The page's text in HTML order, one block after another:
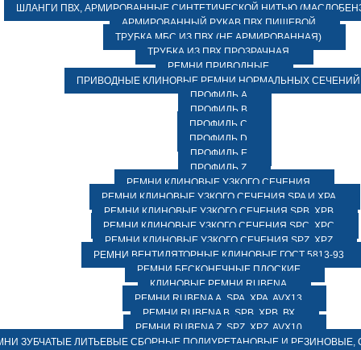
ШЛАНГИ ПВХ, АРМИРОВАННЫЕ СИНТЕТИЧЕСКОЙ НИТЬЮ
АРМИРОВАННЫЙ РУКАВ ПВХ ПИЩЕВОЙ
ТРУБКА МБС ИЗ ПВХ (НЕ АРМИРОВАННАЯ)
ТРУБКА ИЗ ПВХ ПРОЗРАЧНАЯ
РЕМНИ ПРИВОДНЫЕ
ПРИВОДНЫЕ КЛИНОВЫЕ РЕМНИ НОРМАЛЬНЫХ СЕЧЕНИЙ
ПРОФИЛЬ A
ПРОФИЛЬ B
ПРОФИЛЬ C
ПРОФИЛЬ D
ПРОФИЛЬ E
ПРОФИЛЬ Z
РЕМНИ КЛИНОВЫЕ УЗКОГО СЕЧЕНИЯ
РЕМНИ КЛИНОВЫЕ УЗКОГО СЕЧЕНИЯ SPA И XPA
РЕМНИ КЛИНОВЫЕ УЗКОГО СЕЧЕНИЯ SPB, XPB
РЕМНИ КЛИНОВЫЕ УЗКОГО СЕЧЕНИЯ SPC, XPC
РЕМНИ КЛИНОВЫЕ УЗКОГО СЕЧЕНИЯ SPZ, XPZ
РЕМНИ ВЕНТИЛЯТОРНЫЕ КЛИНОВЫЕ ГОСТ 5813-93
РЕМНИ БЕСКОНЕЧНЫЕ ПЛОСКИЕ
КЛИНОВЫЕ РЕМНИ RUBENA
РЕМНИ RUBENA А, SPA, XPA, AVX13
РЕМНИ RUBENA В, SPВ, ХPВ, ВХ
РЕМНИ RUBENA Z, SPZ, XPZ, AVX10
ЗУБЧАТЫЕ ЛИТЬЕВЫЕ СБОРНЫЕ ПОЛИУРЕТАНОВЫЕ И РЕЗИНОВЫЕ,